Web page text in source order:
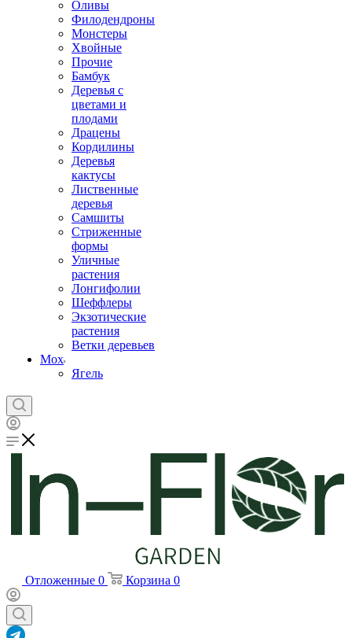
Оливы
Филодендроны
Монстеры
Хвойные
Прочие
Бамбук
Деревья с
цветами и
плодами
Драцены
Кордилины
Деревья
кактусы
Лиственные
деревья
Самшиты
Стриженные
формы
Уличные
растения
Лонгифолии
Шеффлеры
Экзотические
растения
Ветки деревьев
Мох
Ягель
Отложенные 0 Корзина 0